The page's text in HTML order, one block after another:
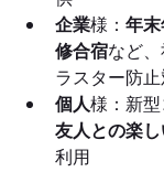
企業様： 年
修合宿など
ラスター防
個人様：新型
友人との楽
利用